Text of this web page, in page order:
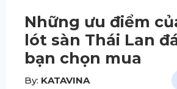
Những ưu điểm
lót sàn Thái Lan
bạn chọn mua
By: KATAVINA